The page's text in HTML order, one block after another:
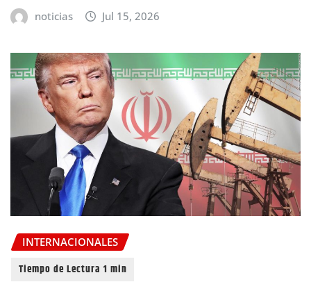
noticias Jul 15, 2026
INTERNACIONALES